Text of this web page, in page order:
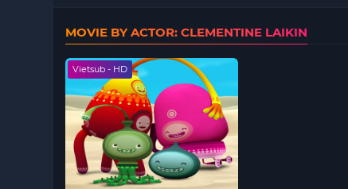
MOVIE BY ACTOR: CLEMENTINE LAIKIN
Vietsub - HD